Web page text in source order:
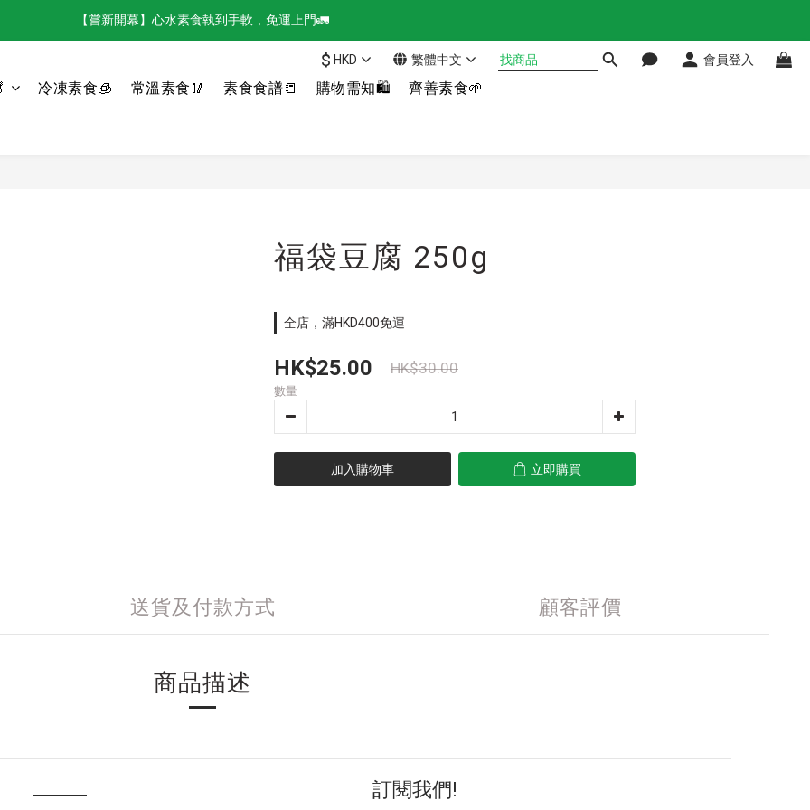
【嘗新開幕】心水素食執到手軟，免運上門🚛
$ HKD 繁體中文 會員登入
冷凍素食🧊 常溫素食🥢 素食食譜📒 購物需知🛍️ 齊善素食🌱
福袋豆腐 250g
全店，滿HKD400免運
HK$25.00 HK$30.00
數量
加入購物車 立即購買
送貨及付款方式 顧客評價
商品描述
訂閱我們!